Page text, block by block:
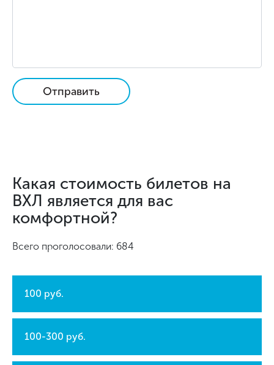
Отправить
Какая стоимость билетов на
ВХЛ является для вас
комфортной?
Всего проголосовали: 684
100 руб.
100-300 руб.